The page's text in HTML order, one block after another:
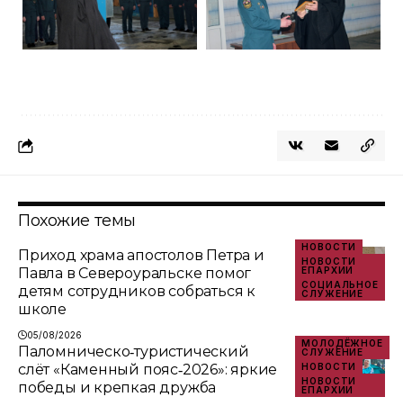
Похожие темы
НОВОСТИ
НОВОСТИ
ЕПАРХИИ
СОЦИАЛЬНОЕ
СЛУЖЕНИЕ
Приход храма апостолов Петра и
Павла в Североуральске помог
детям сотрудников собраться к
школе
05/08/2026
МОЛОДЁЖНОЕ
СЛУЖЕНИЕ
НОВОСТИ
НОВОСТИ
ЕПАРХИИ
Паломническо‑туристический
слёт «Каменный пояс‑2026»: яркие
победы и крепкая дружба